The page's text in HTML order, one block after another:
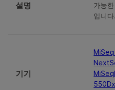
설명
가능
입니다.
기기
MiSeq